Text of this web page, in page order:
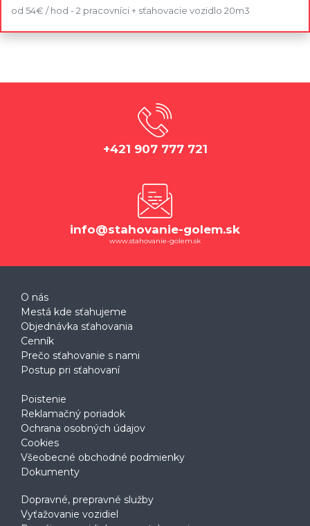
od 54€ / hod - 2 pracovníci + sťahovacie vozidlo 20m3
+421 907 777 721
info@stahovanie-golem.sk
www.stahovanie-golem.sk
O nás
Mestá kde sťahujeme
Objednávka sťahovania
Cenník
Prečo sťahovanie s nami
Postup pri sťahovaní
Poistenie
Reklamačný poriadok
Ochrana osobných údajov
Cookies
Všeobecné obchodné podmienky
Dokumenty
Dopravné, prepravné služby
Vyťažovanie vozidiel